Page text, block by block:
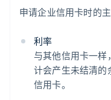
申请企业信用卡时的主
利率
与其他信用卡一样
计会产生未结清的
信用卡。